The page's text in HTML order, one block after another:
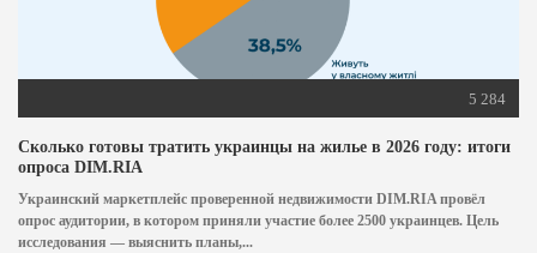
5 284
Сколько готовы тратить украинцы на жилье в 2026 году: итоги
опроса DIM.RIA
Украинский маркетплейс проверенной недвижимости DIM.RIA провёл
опрос аудитории, в котором приняли участие более 2500 украинцев. Цель
исследования — выяснить планы,...